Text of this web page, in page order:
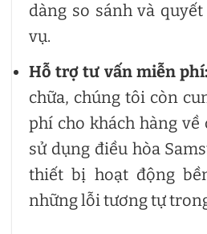
dàng so sánh và
vụ.
Hỗ trợ tư vấn miễn phí:
chữa, chúng tôi còn
phí cho khách hàng về
sử dụng điều hòa
thiết bị hoạt động
những lỗi tương tự